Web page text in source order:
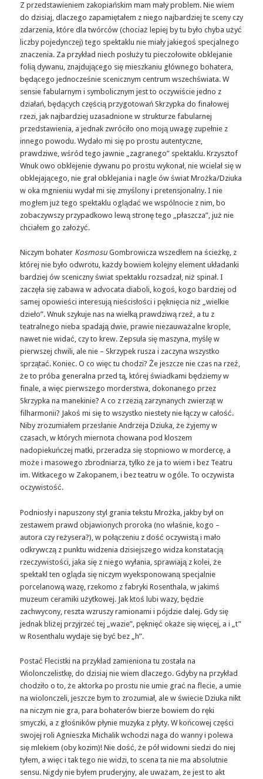
Z przedstawieniem zakopiańskim mam mały problem. Nie wiem
do dzisiaj, dlaczego zapamiętałem z niego najbardziej te sceny czy
zdarzenia, które dla twórców (chociaż lepiej by tu było chyba użyć
liczby pojedynczej) tego spektaklu nie miały jakiegoś specjalnego
znaczenia. Za przykład niech posłuży tu pieczołowite obklejanie
folią dywanu, znajdującego się mieszkaniu głównego bohatera,
będącego jednocześnie scenicznym centrum wszechświata. W
sensie fabularnym i symbolicznym jest to oczywiście jedno z
działań, będących częścią przygotowań Skrzypka do finałowej
rzezi, jak najbardziej uzasadnione w strukturze fabularnej
przedstawienia, a jednak zwróciło ono moją uwagę zupełnie z
innego powodu. Wydało mi się po prostu autentyczne,
prawdziwe, wśród tego jawnie „zagranego” spektaklu. Krzysztof
Wnuk owo obklejenie dywanu po prostu wykonał, nie wcielał się w
obklejającego, nie grał obklejania i nagle ów świat Mrożka/Dziuka
w oka mgnieniu wydał mi się zmyślony i pretensjonalny. I nie
mogłem już tego spektaklu oglądać we wspólnocie z nim, bo
zobaczywszy przypadkowo lewą stronę tego „płaszcza”, już nie
chciałem go założyć.
Niczym bohater KosmosuGombrowicza wszedłem na ścieżkę, z
której nie było odwrotu, każdy bowiem kolejny element układanki
bardziej ów sceniczny świat spektaklu rozsadzał, niż spinał. I
zaczęła się zabawa w advocata diaboli, kogoś, kogo bardziej od
samej opowieści interesują nieścisłości i pęknięcia niż „wielkie
dzieło”. Wnuk szykuje nas na wielką prawdziwą rzeź, a tu z
teatralnego nieba spadają dwie, prawie niezauważalne krople,
nawet nie widać, czy to krew. Zepsuła się maszyna, myślę w
pierwszej chwili, ale nie – Skrzypek rusza i zaczyna wszystko
sprzątać. Koniec. O co więc tu chodzi? Że jeszcze nie czas na rzeź,
że to próba generalna przed tą, której świadkami będziemy w
finale, a więc pierwszego morderstwa, dokonanego przez
Skrzypka na manekinie? A co z rzezią zarzynanych zwierząt w
filharmonii? Jakoś mi się to wszystko niestety nie łączy w całość.
Niby zrozumiałem przesłanie Andrzeja Dziuka, że żyjemy w
czasach, w których miernota chowana pod kloszem
nadopiekuńczej matki, przeradza się stopniowo w mordercę, a
może i masowego zbrodniarza, tylko że ja to wiem i bez Teatru
im. Witkacego w Zakopanem, i bez teatru w ogóle. To oczywista
oczywistość.
Podniosły i napuszony styl grania tekstu Mrożka, jakby był on
zestawem prawd objawionych proroka (no właśnie, kogo –
autora czy reżysera?), w połączeniu z dość oczywistą i mało
odkrywczą z punktu widzenia dzisiejszego widza konstatacją
rzeczywistości, jaka się z niego wyłania, sprawiają z kolei, że
spektakl ten ogląda się niczym wyeksponowaną specjalnie
porcelanową wazę, rzekomo z fabryki Rosenthala, w jakimś
muzeum ceramiki użytkowej. Jak ktoś lubi wazy, będzie
zachwycony, reszta wzruszy ramionami i pójdzie dalej. Gdy się
jednak bliżej przyjrzeć tej „wazie”, pęknięć okaże się więcej, a i „t”
w Rosenthalu wydaje się być bez „h”.
Postać Flecistki na przykład zamieniona tu została na
Wiolonczelistkę, do dzisiaj nie wiem dlaczego. Gdyby na przykład
chodziło o to, że aktorka po prostu nie umie grać na flecie, a umie
na wiolonczeli, jeszcze bym to zrozumiał, ale w świecie Dziuka nikt
na niczym nie gra, para bohaterów bierze bowiem do ręki
smyczki, a z głośników płynie muzyka z płyty. W końcowej części
swojej roli Agnieszka Michalik wchodzi naga do wanny i polewa
się mlekiem (oby kozim)! Nie dość, że pół widowni siedzi do niej
tyłem, a więc i tak tego nie widzi, to scena ta nie ma absolutnie
sensu. Nigdy nie byłem pruderyjny, ale uważam, że jest to akt